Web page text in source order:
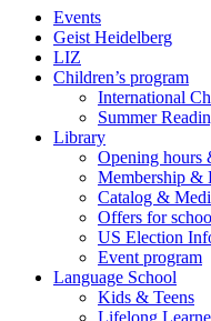
Events
Geist Heidelberg
LIZ
Children’s program
International
Summer
Library
Opening hours
Membership &
Catalog &
Offers for
US Election
Event program
Language School
Kids & Teens
Lifelong